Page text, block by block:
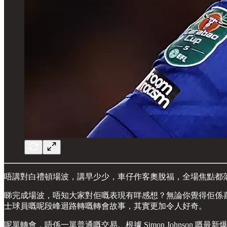
唔講對白禮頓場波，講早少少，車仔作客奧脫福，全場焦點都
睇完成場波，唔知大家對佢嘅表現有咩感想？無論你覺得佢
士球員嘅呢段峰迴路轉嘅轉會故事，其實更加令人好奇。
呢單轉會，唔係一單普通嘅交易。根據 Simon Johnson 嘅最